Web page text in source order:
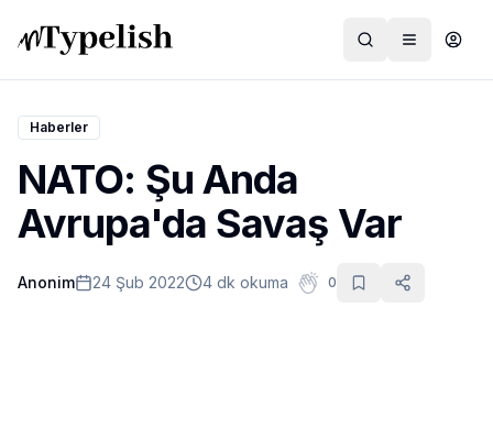
Dünya
Film ve Dizi
Kültür ve Sanat
Haberler
NATO: Şu Anda
Avrupa'da Savaş Var
Anonim 24 Şub 2022 4 dk okuma 0